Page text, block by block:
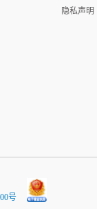
隐私声明
号